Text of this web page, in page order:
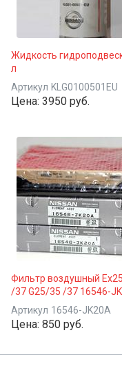
Жидкость
л
Артикул KLG0100501EU
Цена: 3950 руб.
Фильтр воздушный
/37 G25/35 /37 16546-
Артикул 16546-JK20A
Цена: 850 руб.